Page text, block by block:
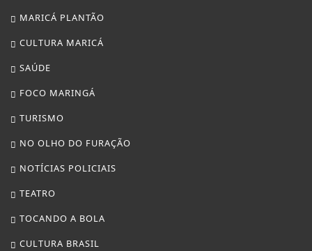
MARICÁ PLANTÃO
CULTURA MARICÁ
SAÚDE
FOCO MARINGÁ
TURISMO
NO OLHO DO FURAÇÃO
NOTÍCIAS POLICIAIS
TEATRO
TOCANDO A BOLA
CULTURA BRASIL